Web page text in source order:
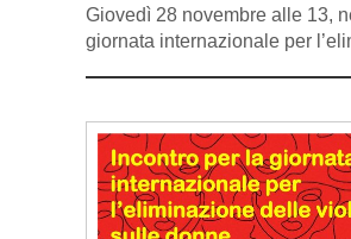
Giovedì 28 novembre alle 13,
giornata internazionale per